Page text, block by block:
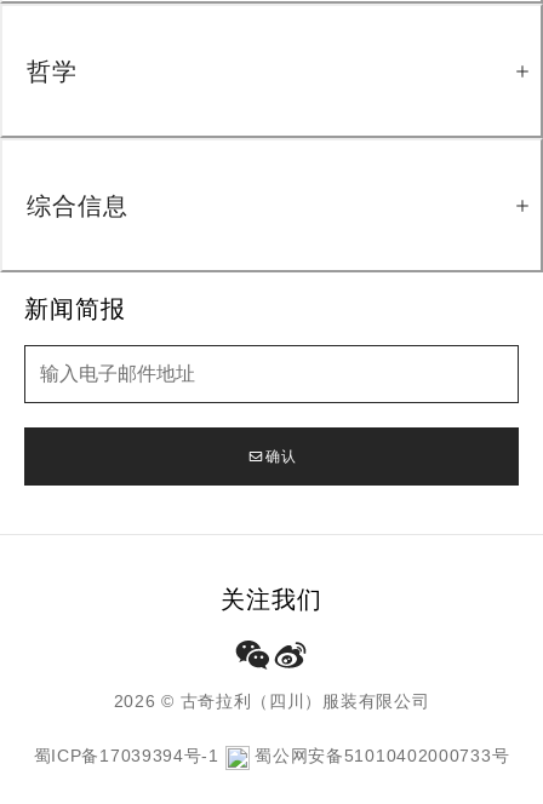
新闻简报
确认
哲学
综合信息
关注我们
2026 © 古奇拉利（四川）服装有限公司
蜀ICP备17039394号-1 蜀公网安备51010402000733号